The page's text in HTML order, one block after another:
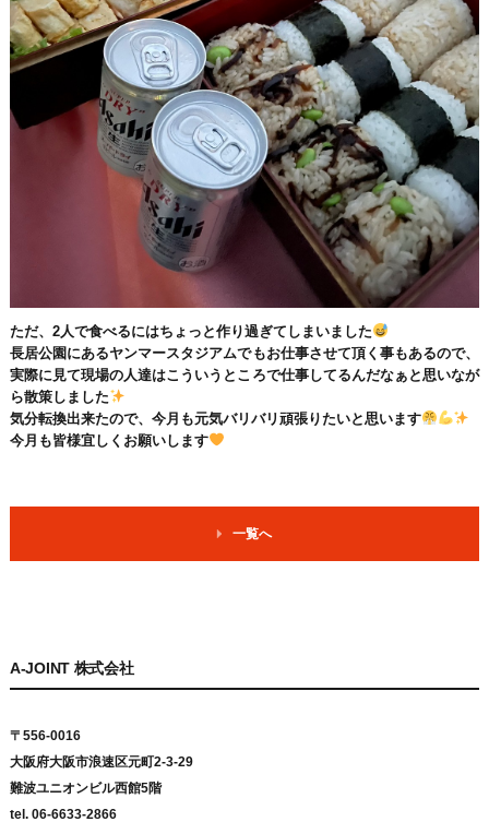
ただ、2人で食べるにはちょっと作り過ぎてしまいました
長居公園にあるヤンマースタジアムでもお仕事させて頂く事もあるので、
実際に見て現場の人達はこういうところで仕事してるんだなぁと思いなが
ら散策しました
気分転換出来たので、今月も元気バリバリ頑張りたいと思います
今月も皆様宜しくお願いします
一覧へ
A-JOINT 株式会社
〒556-0016
大阪府大阪市浪速区元町2-3-29
難波ユニオンビル西館5階
tel. 06-6633-2866